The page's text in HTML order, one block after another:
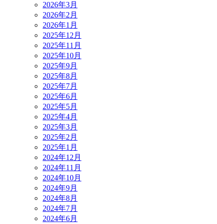
2026年3月
2026年2月
2026年1月
2025年12月
2025年11月
2025年10月
2025年9月
2025年8月
2025年7月
2025年6月
2025年5月
2025年4月
2025年3月
2025年2月
2025年1月
2024年12月
2024年11月
2024年10月
2024年9月
2024年8月
2024年7月
2024年6月